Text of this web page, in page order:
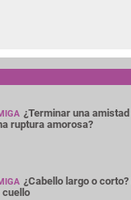
¿Terminar una
ruptura amorosa?
¿Cabello largo o
cuello